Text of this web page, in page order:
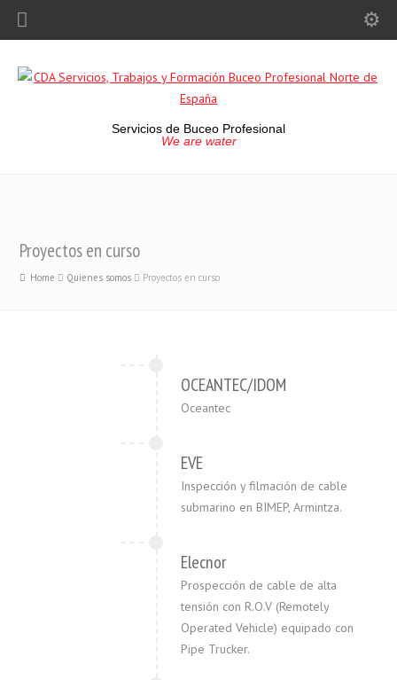
Servicios de Buceo Profesional
We are water
Proyectos en curso
Home Quienes somos Proyectos en curso
OCEANTEC/IDOM
Oceantec
EVE
Inspección y filmación de cable
submarino en BIMEP, Armintza.
Elecnor
Prospección de cable de alta
tensión con R.O.V (Remotely
Operated Vehicle) equipado con
Pipe Trucker.